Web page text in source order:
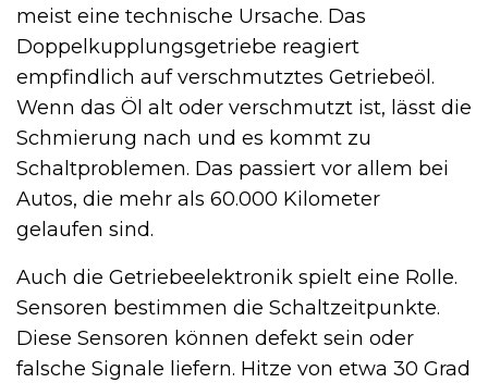
meist eine technische Ursache. Das
Doppelkupplungsgetriebe reagiert
empfindlich auf verschmutztes Getriebeöl.
Wenn das Öl alt oder verschmutzt ist, lässt die
Schmierung nach und es kommt zu
Schaltproblemen. Das passiert vor allem bei
Autos, die mehr als 60.000 Kilometer
gelaufen sind.
Auch die Getriebeelektronik spielt eine Rolle.
Sensoren bestimmen die Schaltzeitpunkte.
Diese Sensoren können defekt sein oder
falsche Signale liefern. Hitze von etwa 30 Grad